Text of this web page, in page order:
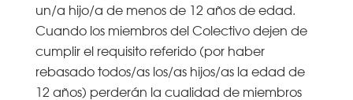
un/a hijo/a de menos de 12 años de edad.
Cuando los miembros del Colectivo dejen de
cumplir el requisito referido (por haber
rebasado todos/as los/as hijos/as la edad de
12 años) perderán la cualidad de miembros